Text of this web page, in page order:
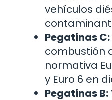
vehículos
Pegatinas C:
combustión
normativa
y Euro 6 en
Pegatinas B: